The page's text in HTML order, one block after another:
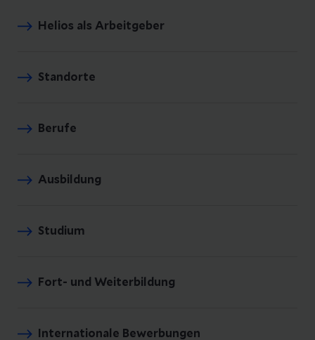
Helios als Arbeitgeber
Standorte
Berufe
Ausbildung
Studium
Fort- und Weiterbildung
Internationale Bewerbungen